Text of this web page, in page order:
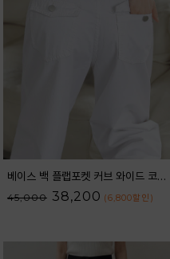
베이스 백 플랩포켓 커브 와이드 코튼팬츠_61PT2527
45,000 38,200 (6,800할인 )